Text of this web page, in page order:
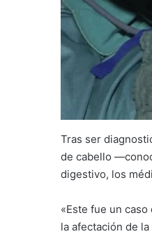
Tras ser
de cabello
digestivo, los
«Este fue un
la afectación de